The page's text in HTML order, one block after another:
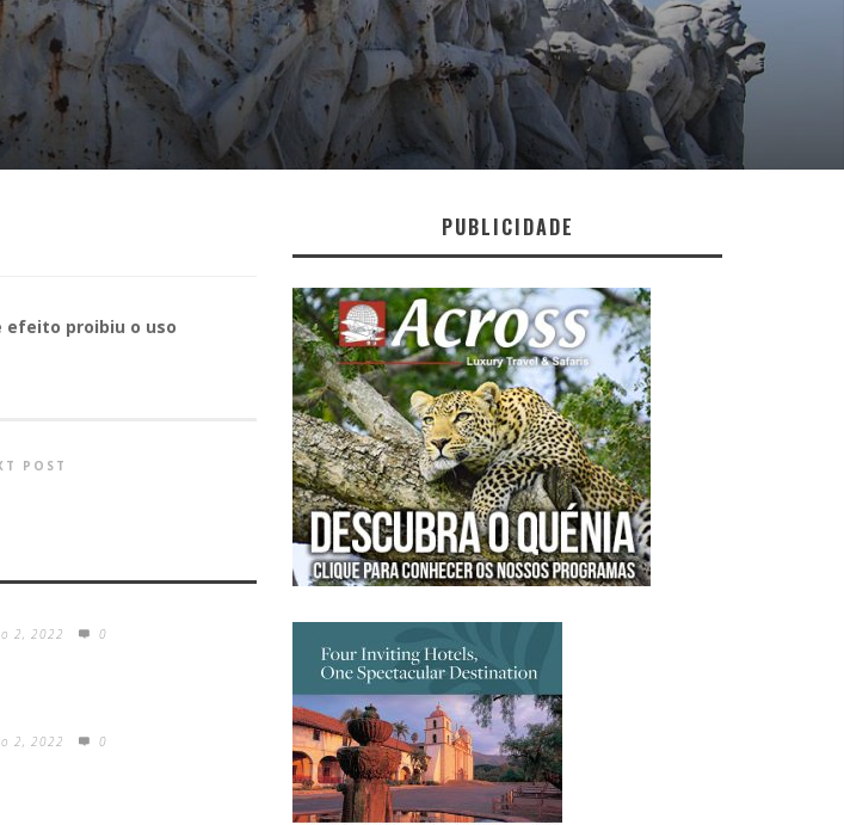
efeito proibiu o uso
POST
2, 2022 0
2, 2022 0
PUBLICIDADE